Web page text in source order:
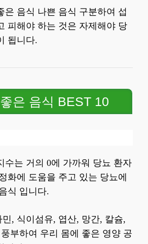
은 음식 나쁜 음식 구분하여 섭
피해야 하는 것은 자제해야 당
됩니다.
은 음식 BEST 10
수는 거의 0에 가까워 당뇨 환자
화에 도움을 주고 있는 당뇨에
식 입니다.
, 식이섬유, 엽산, 망간, 칼슘,
부하여 우리 몸에 좋은 영양 공